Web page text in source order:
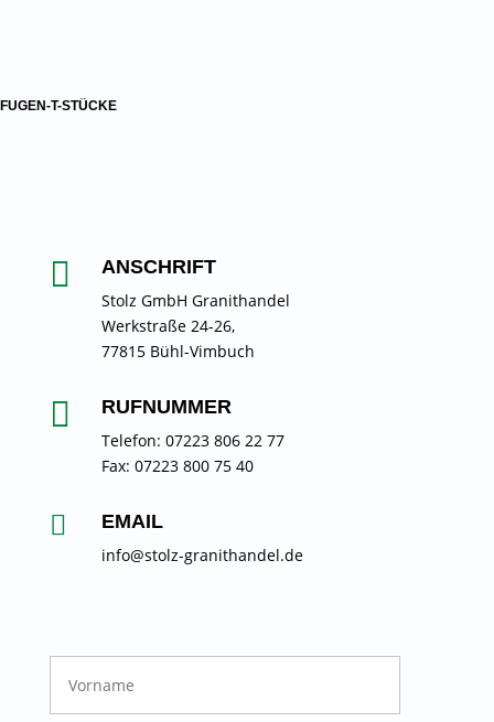
FUGEN-T-STÜCKE
 ANSCHRIFT
Stolz GmbH Granithandel
Werkstraße 24-26,
77815 Bühl-Vimbuch
 RUFNUMMER
Telefon: 07223 806 22 77
Fax: 07223 800 75 40
 EMAIL
info@stolz-granithandel.de